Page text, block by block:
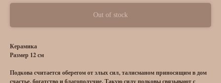
Out of stock
Керамика
Размер 12 см
Подкова считается оберегом от злых сил, талисманом приносящим в дом